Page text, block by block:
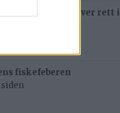
som å kjøre ti kniver rett i
fiskefeberen